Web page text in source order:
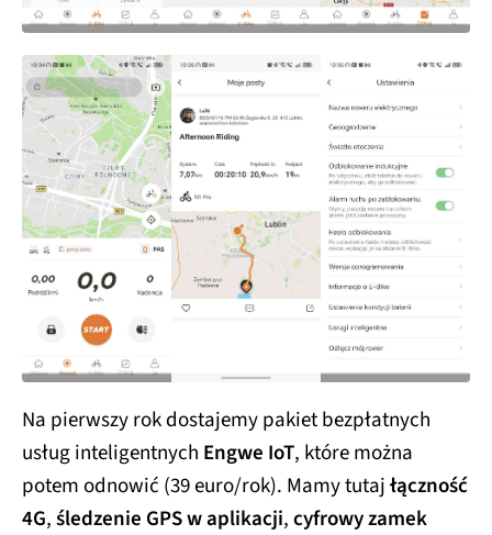
Na pierwszy rok dostajemy pakiet bezpłatnych
usług inteligentnych Engwe IoT, które można
potem odnowić (39 euro/rok). Mamy tutajłączność
4G,śledzenie GPS w aplikacji,cyfrowy zamek